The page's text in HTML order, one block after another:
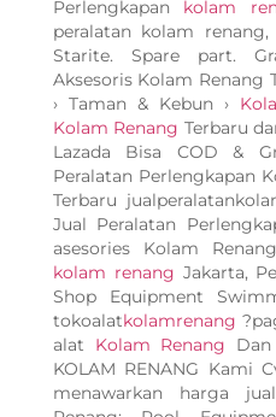
Perlengkapan kolam
peralatan kolam
Starite. Spare part.
Aksesoris Kolam Renang
› Taman & Kebun ›
Kolam Renang Terbaru
Lazada Bisa COD &
Peralatan Perlengkapan
Terbaru
Jual Peralatan
asesories Kolam
kolam renang Jakarta,
Shop Equipment
tokoalatkolamrenang
alat Kolam Renang
KOLAM RENANG Kami
menawarkan harga